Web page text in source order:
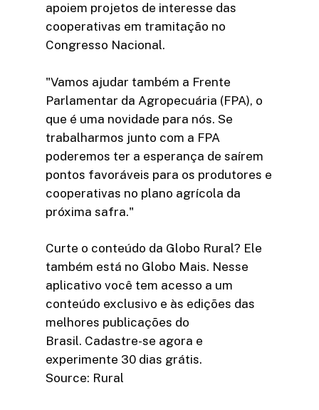
apoiem projetos de interesse das
cooperativas em tramitação no
Congresso Nacional.
"Vamos ajudar também a Frente
Parlamentar da Agropecuária (FPA), o
que é uma novidade para nós. Se
trabalharmos junto com a FPA
poderemos ter a esperança de saírem
pontos favoráveis para os produtores e
cooperativas no plano agrícola da
próxima safra."
Curte o conteúdo da Globo Rural? Ele
também está no Globo Mais. Nesse
aplicativo você tem acesso a um
conteúdo exclusivo e às edições das
melhores publicações do
Brasil. Cadastre-se agora e
experimente 30 dias grátis.
Source: Rural